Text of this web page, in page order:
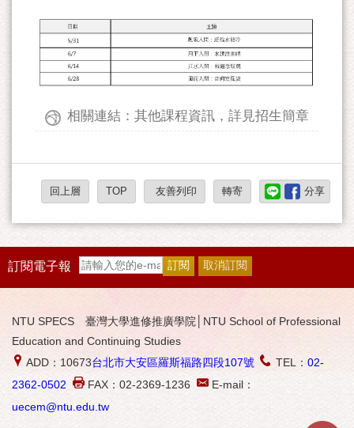
相關連結：其他課程資訊，詳見招生簡章
回上層 TOP 友善列印 轉寄 分享
訂閱電子報
NTU SPECS 臺灣大學進修推廣學院│NTU School of Professional
Education and Continuing Studies
ADD：10673台北市大安區羅斯福路四段107號 TEL： 02-
2362-0502
FAX：02-2369-1236
E-mail：
uecem@ntu.edu.tw